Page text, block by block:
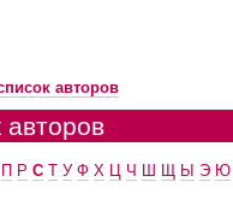
авторов
авторов
П Р С Т У Ф Х Ч Ы Э Ю